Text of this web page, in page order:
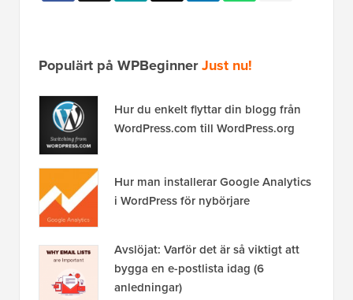
Populärt på WPBeginnerJust nu!
Hur du enkelt flyttar din blogg från
WordPress.com till WordPress.org
Hur man installerar Google Analytics
i WordPress för nybörjare
Avslöjat: Varför det är så viktigt att
bygga en e-postlista idag (6
anledningar)